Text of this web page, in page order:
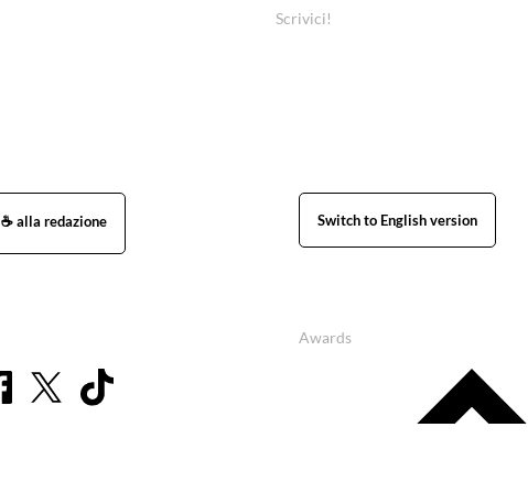
Scrivici!
Switch to English version
Awards